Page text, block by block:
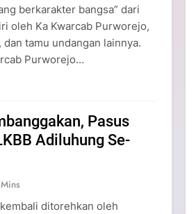
berkarakter bangsa” dari
oleh Ka Kwarcab Purworejo,
tamu undangan lainnya.
Purworejo…
Pasus
Adiluhung Se-
ditorehkan oleh